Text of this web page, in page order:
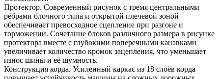
Протектор. Современный рисунок с тремя центральными
рёбрами блочного типа и открытой плечевой зоной
обеспечивает превосходное сцепление при разгоне и
торможении. Сочетание блоков различного размера в рисунке
протектора вместе с глубокими поперечными канавками
увеличивает количество кромок зацепления, что уменьшает
износ шины и её шумность.
Конструкция корда. Усиленный каркас из 18 слоёв корда